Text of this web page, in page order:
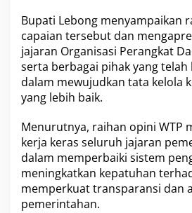
Bupati Lebong menyampaikan
capaian tersebut dan
jajaran Organisasi Perangkat
serta berbagai pihak yang telah
dalam mewujudkan tata kelola
yang lebih baik.
Menurutnya, raihan opini WTP
kerja keras seluruh jajaran
dalam memperbaiki sistem
meningkatkan kepatuhan
memperkuat transparansi dan
pemerintahan.